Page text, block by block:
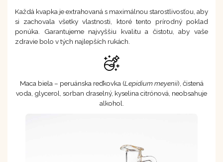
Každá kvapka je extrahovaná s maximálnou starostlivosťou, aby
si zachovala všetky vlastnosti, ktoré tento prírodný poklad
ponúka. Garantujeme najvyššiu kvalitu a čistotu, aby vaše
zdravie bolo v tých najlepších rukách.
Maca biela – peruánska reďkovka (Lepidium meyenii), čistená
voda, glycerol, sorban draselný, kyselina citrónová, neobsahuje
alkohol.